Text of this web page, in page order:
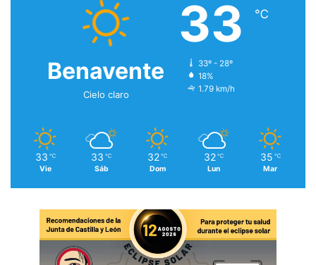
Benavente
Cielo claro
33 ℃
33º - 28º
18%
1.79 km/h
33 ℃
Vie
33 ℃
Sáb
32 ℃
Dom
32 ℃
Lun
35 ℃
Mar